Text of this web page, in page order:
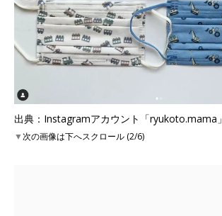
出典：Instagramアカウント「ryukoto.mama」
▼次の画像は下へスクロール (2/6)